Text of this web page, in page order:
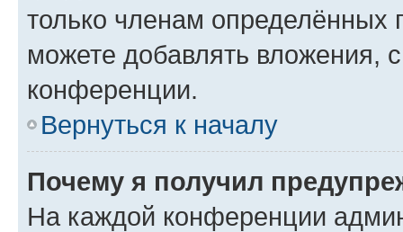
только членам определённых
можете добавлять вложения,
конференции.
Вернуться к началу
Почему я получил
На каждой конференции